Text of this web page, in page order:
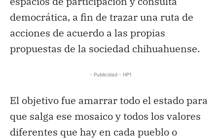
democrática, a fin de trazar una ruta de
acciones de acuerdo a las propias
propuestas de la sociedad chihuahuense.
- Publicidad - HP1
El objetivo fue amarrar todo el estado para
que salga ese mosaico y todos los valores
diferentes que hay en cada pueblo o